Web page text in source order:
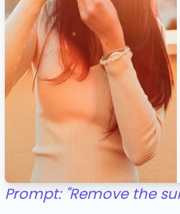
Prompt: "Remove the